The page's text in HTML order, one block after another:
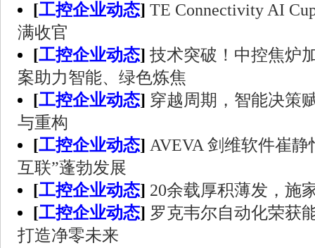
[工控企业动态] TE Connectivity AI
满收官
[工控企业动态] 技术突破！中控焦炉
案助力智能、绿色炼焦
[工控企业动态] 穿越周期，智能决策
与重构
[工控企业动态] AVEVA 剑维软件崔
互联”蓬勃发展
[工控企业动态] 20余载厚积薄发，施
[工控企业动态] 罗克韦尔自动化荣获
打造净零未来